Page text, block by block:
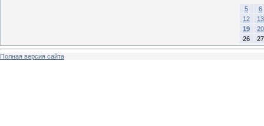
5
6
12
13
19
20
26
27
Полная версия сайта